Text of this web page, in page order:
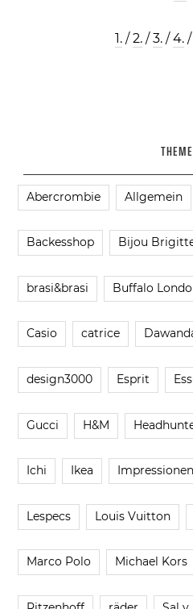
1. /2. /3. /4.
Abercrombie Allgemein
Backesshop Bijou
brasi&brasi Buffalo
Casio catrice
design3000 Esprit
Gucci H&M
Ichi Ikea Impressionen
Lespecs Louis Vuitton
Marco Polo Michael Kors